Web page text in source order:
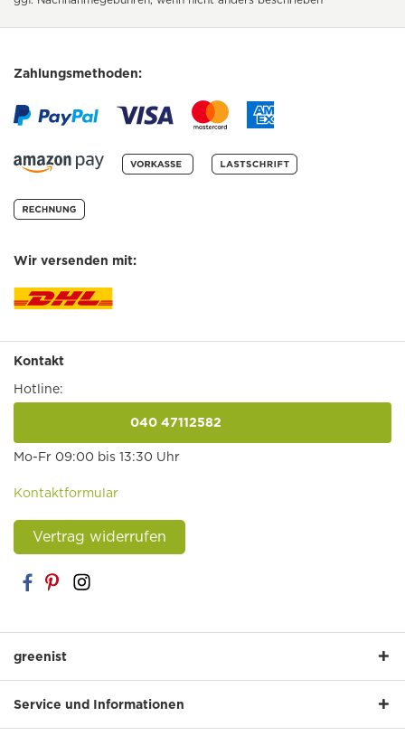
Zahlungsmethoden:
Wir versenden mit:
Kontakt
Hotline:
040 47112582
Mo-Fr 09:00 bis 13:30 Uhr
Kontaktformular
Vertrag widerrufen
greenist
Service und Informationen